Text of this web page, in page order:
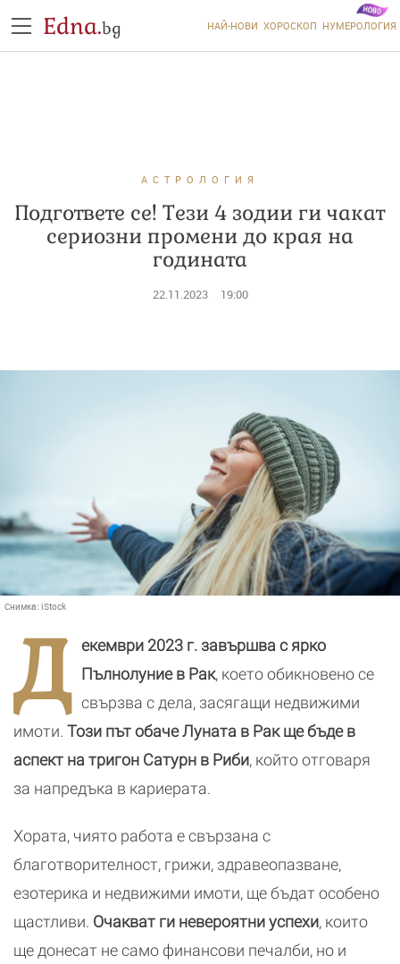
Edna.bg НАЙ-НОВИ ХОРОСКОП НУМЕРОЛОГИЯ
АСТРОЛОГИЯ
Подгответе се! Тези 4 зодии ги чакат
сериозни промени до края на
годината
22.11.2023 19:00
Снимка: iStock
Д
екември 2023 г. завършва с ярко
Пълнолуние в Рак, което обикновено се
свързва с дела, засягащи недвижими
имоти. Този път обаче Луната в Рак ще бъде в
аспект на тригон Сатурн в Риби, който отговаря
за напредъка в кариерата.
Хората, чиято работа е свързана с
благотворителност, грижи, здравеопазване,
езотерика и недвижими имоти, ще бъдат особено
щастливи. Очакват ги невероятни успехи, които
ще донесат не само финансови печалби, но и